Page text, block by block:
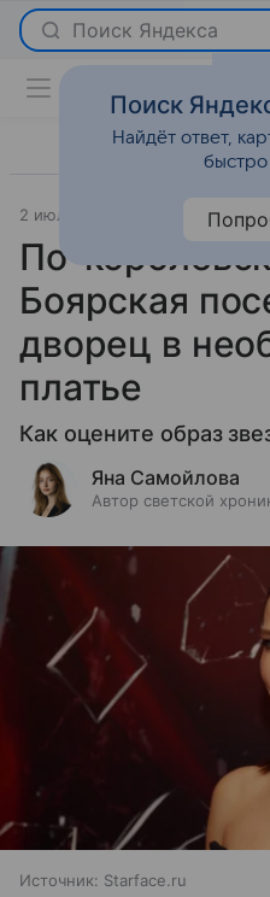
Поиск Яндекса
2 июля 2025 Светская жизнь
По-
Боярская
дворец в
платье
Как оцените образ
Яна Самойлова
Автор светской
Источник: Starface.ru
Поиск
Найдёт ответ,
быстро